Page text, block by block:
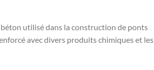
utilisé dans la construction de ponts
avec divers produits chimiques et les